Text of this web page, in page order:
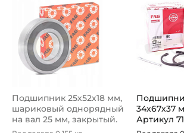
Подшипник 25х52х18 мм,
шариковый однорядный
на вал 25 мм, закрытый.
Арт...
34х67х37
Артикул